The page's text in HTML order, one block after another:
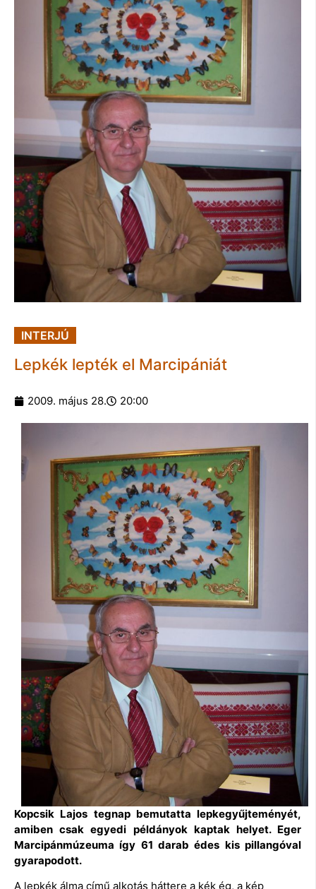
INTERJÚ
Lepkék lepték el Marcipániát
2009. május 28. 20:00
Kopcsik Lajos tegnap bemutatta lepkegyűjteményét,
amiben csak egyedi példányok kaptak helyet. Eger
Marcipánmúzeuma így 61 darab édes kis pillangóval
gyarapodott.
A lepkék álma című alkotás háttere a kék ég, a kép